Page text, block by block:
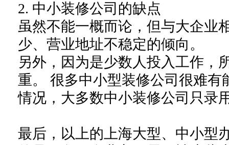
2. 中小装修公司 的缺点
虽然不能一概而论，但与大企业
少、 营业地址不稳定的倾向。
另外，因为是少数人投入工作，
重。
很多中小型装修公司很难有
情况， 大多数中小装修公司 只录
最后，以上的上海大型、中小型